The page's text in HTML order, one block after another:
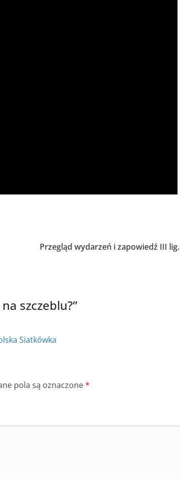
Przegląd wydarzeń i zapowiedź III lig.
szczeblu?”
Siatkówka
pola są oznaczone*